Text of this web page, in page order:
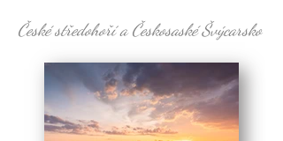
České středohoří a Českosaské Švýcarsko